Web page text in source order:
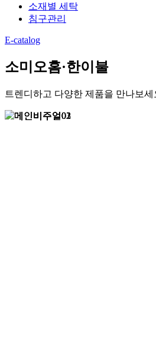
소재별 세탁
침구관리
E-catalog
소미오홈·한이불
트렌디하고 다양한 제품을 만나보세